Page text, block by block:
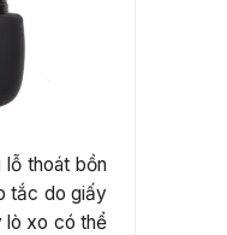
thoát bồn
tắc do giấy
lò xo có thể